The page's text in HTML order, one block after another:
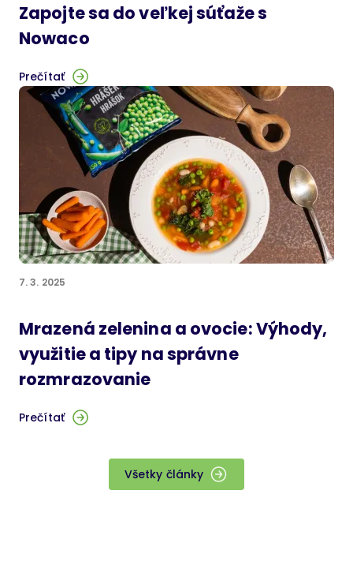
Zapojte sa do veľkej súťaže s
Nowaco
Prečítať
7. 3. 2025
Mrazená zelenina a ovocie: Výhody,
využitie a tipy na správne
rozmrazovanie
Prečítať
Všetky články